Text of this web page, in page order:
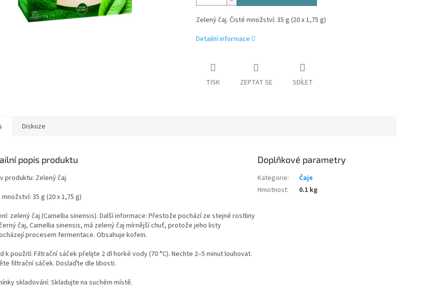
Zelený čaj. Čisté množství: 35 g (20 x 1,75 g)
Detailní informace
TISK ZEPTAT SE SDÍLET
Diskuze
popis produktu
produktu: Zelený čaj.
35 g (20 x 1,75 g)
zelený čaj (Camellia sinensis). Další informace: Přestože pochází ze stejné rostliny
čaj, Camellia sinensis, má zelený čaj mírnější chuť, protože jeho listy
procesem fermentace. Obsahuje kofein.
k použití: Filtrační sáček přelijte 2 dl horké vody (70 °C). Nechte 2–5 minut louhovat.
filtrační sáček. Doslaďte dle libosti.
skladování: Skladujte na suchém místě.
Doplňkové parametry
Kategorie:
Čaje
Hmotnost: 0.1 kg